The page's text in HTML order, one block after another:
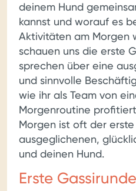
deinem Hund
kannst und worauf es
Aktivitäten am Morgen
schauen uns die erste
sprechen über eine
und sinnvolle
wie ihr als Team von
Morgenroutine
Morgen ist oft der
ausgeglichenen,
und deinen Hund.
Erste Gassirunde